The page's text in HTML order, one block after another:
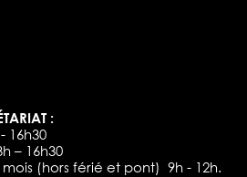
:
16h30
– 16h30
(hors férié et pont) 9h - 12h.